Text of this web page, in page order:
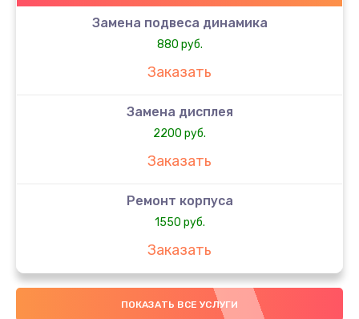
Замена подвеса динамика
880 руб.
Заказать
Замена дисплея
2200 руб.
Заказать
Ремонт корпуса
1550 руб.
Заказать
Настройка
650 руб.
ПОКАЗАТЬ ВСЕ УСЛУГИ